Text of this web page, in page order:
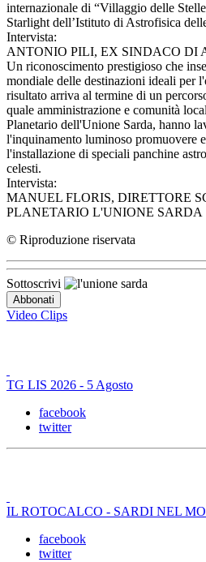
internazionale di “Villaggio delle
Starlight dell’Istituto di Astrofisica
Intervista:
ANTONIO PILI, EX SINDACO DI
Un riconoscimento prestigioso che
mondiale delle destinazioni ideali per
risultato arriva al termine di un
quale amministrazione e comunità
Planetario dell'Unione Sarda, hanno
l'inquinamento luminoso promuovere
l'installazione di speciali panchine
celesti.
Intervista:
MANUEL FLORIS, DIRETTORE
PLANETARIO L'UNIONE SARDA
© Riproduzione riservata
Sottoscrivi
Video Clips
TG LIS 2026 - 5 Agosto
facebook
twitter
IL ROTOCALCO - SARDI NEL
facebook
twitter